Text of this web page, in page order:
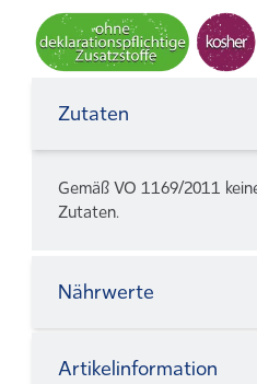
Zutaten
Gemäß VO 1169/2011
Zutaten.
Nährwerte
Artikelinformation